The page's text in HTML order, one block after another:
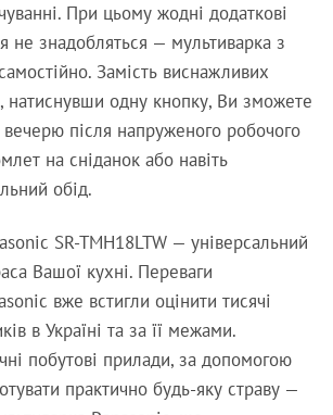
При цьому жодні додаткові
не знадобляться — мультиварка з
Замість виснажливих
натиснувши одну кнопку, Ви зможете
вечерю після напруженого робочого
на сніданок або навіть
обід.
SR-TMH18LTW — універсальний
Вашої кухні. Переваги
вже встигли оцінити тисячі
в Україні та за її межами.
побутові прилади, за допомогою
практично будь-яку страву —